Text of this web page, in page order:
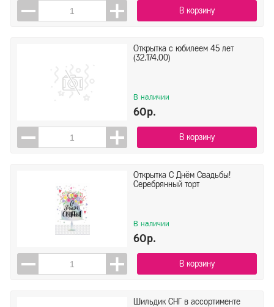
В корзину
Открытка с юбилеем 45 лет
(32.174.00)
В наличии
60р.
В корзину
Открытка С Днём Свадьбы!
Серебрянный торт
В наличии
60р.
В корзину
Шильдик СНГ в ассортименте